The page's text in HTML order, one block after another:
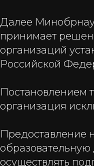
Далее
принимает
организаций
Российской
Постановлением
организация
Предоставление
образовательную
осуществлять